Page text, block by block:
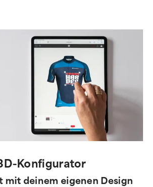
Konfigurator
mit deinem eigenen Design